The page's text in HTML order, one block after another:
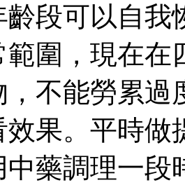
齡段可以自我
圍，現在在
不能勞累過
效果。平時
藥調理一段